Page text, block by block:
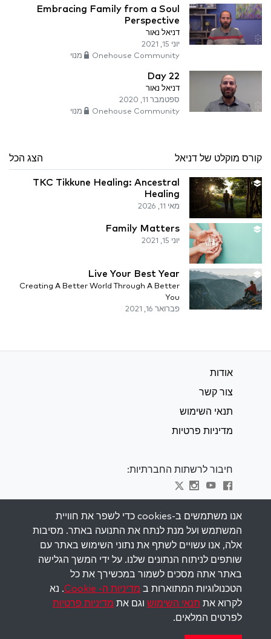
Embracing Family from a Soul
Perspective
דניאל נאור
יוני 15, 2021
Onehouse Community מנוי
Day 22
דניאל נאור
ספטמבר 11, 2020
Onehouse Community מנוי
קורס מוקלט של דניאל הצג הכל
TKC Tikkune Healing: Ancestral
Healing
מאי 11, 2026
Family Matters
יוני 15, 2021
Live Your Best Year
Creating A Better World Through A Better
You
פברואר 16, 2021
אודות
צור קשר
תנאי השימוש
מדיניות פרטיות
חיבור לרשתות החברתיות:
השאר מעודכן
הירשם לרשימת התפוצה שלנו וקבל השראה
שבועית למייל שלך.
הירשם
אנו משתמשים ב-cookies כדי לשפר את חוויית
המשתמש ועל מנת לנתח את התנועה באתר. מסיבות
אלה, אנו עשויים לשתף את נתוני השימוש באתר עם
שותפים לניתוח הנתונים שלנו. על ידי המשך הגלישה
באתר אתה מסכים לשמור במכשירך את כל
הטכנולוגיות המתוארות ב מדיניות ה- Cookie
. נא
לקרוא את תנאי השימוש וגם את מדיניות פרטיות
לפרטים המלאים.